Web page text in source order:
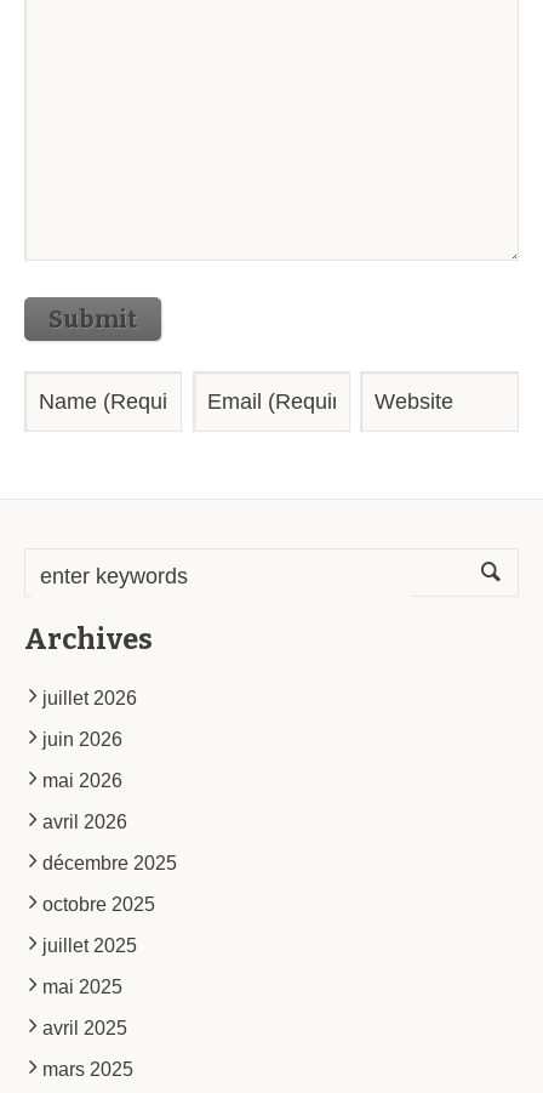
Submit
Archives
juillet 2026
juin 2026
mai 2026
avril 2026
décembre 2025
octobre 2025
juillet 2025
mai 2025
avril 2025
mars 2025